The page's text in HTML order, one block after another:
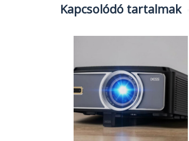
Kapcsolódó tartalmak